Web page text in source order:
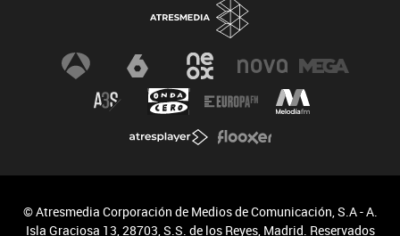
© Atresmedia Corporación de Medios de Comunicación, S.A - A.
Isla Graciosa 13, 28703, S.S. de los Reyes, Madrid. Reservados